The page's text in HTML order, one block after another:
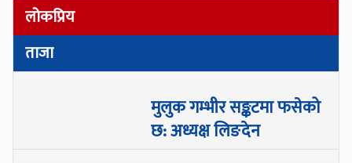
लोकप्रिय
ताजा
मुलुक गम्भीर सङ्कटमा फसेको
छ: अध्यक्ष लिङदेन